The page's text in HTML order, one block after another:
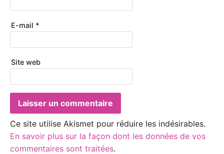
E-mail *
Site web
Ce site utilise Akismet pour réduire les indésirables.
En savoir plus sur la façon dont les données de vos
commentaires sont traitées.